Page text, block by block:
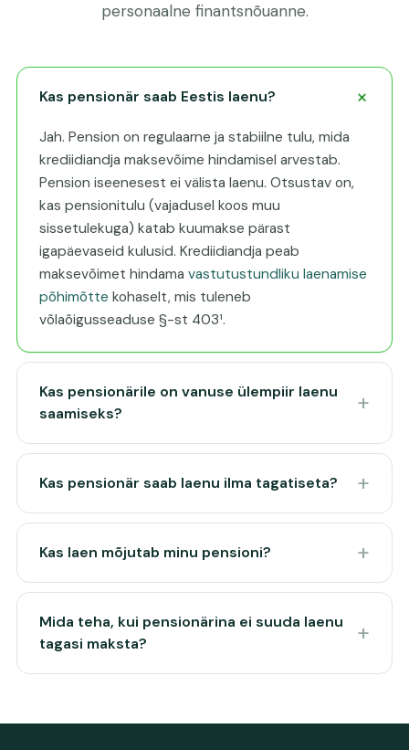
personaalne finantsnõuanne.
Kas pensionär saab Eestis laenu?
Jah. Pension on regulaarne ja stabiilne tulu, mida
krediidiandja maksevõime hindamisel arvestab.
Pension iseenesest ei välista laenu. Otsustav on,
kas pensionitulu (vajadusel koos muu
sissetulekuga) katab kuumakse pärast
igapäevaseid kulusid. Krediidiandja peab
maksevõimet hindama vastutustundliku laenamise
põhimõtte kohaselt, mis tuleneb
võlaõigusseaduse §-st 403¹.
Kas pensionärile on vanuse ülempiir laenu
saamiseks?
Kas pensionär saab laenu ilma tagatiseta?
Kas laen mõjutab minu pensioni?
Mida teha, kui pensionärina ei suuda laenu
tagasi maksta?